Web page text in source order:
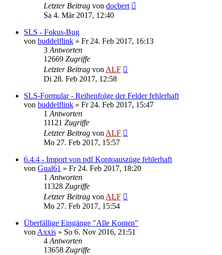
Letzter Beitrag von docbert
Sa 4. Mär 2017, 12:40
SLS - Fokus-Bug
von buddelflink » Fr 24. Feb 2017, 16:13
3 Antworten
12669 Zugriffe
Letzter Beitrag von ALF
Di 28. Feb 2017, 12:58
SLS-Formular - Reihenfolge der Felder fehlerhaft
von buddelflink » Fr 24. Feb 2017, 15:47
1 Antworten
11121 Zugriffe
Letzter Beitrag von ALF
Mo 27. Feb 2017, 15:57
6.4.4 - Import von pdf Kontoauszüge fehlerhaft
von Gual61 » Fr 24. Feb 2017, 18:20
1 Antworten
11328 Zugriffe
Letzter Beitrag von ALF
Mo 27. Feb 2017, 15:54
Überfällige Eingänge "Alle Konten"
von Axxis » So 6. Nov 2016, 21:51
4 Antworten
13658 Zugriffe